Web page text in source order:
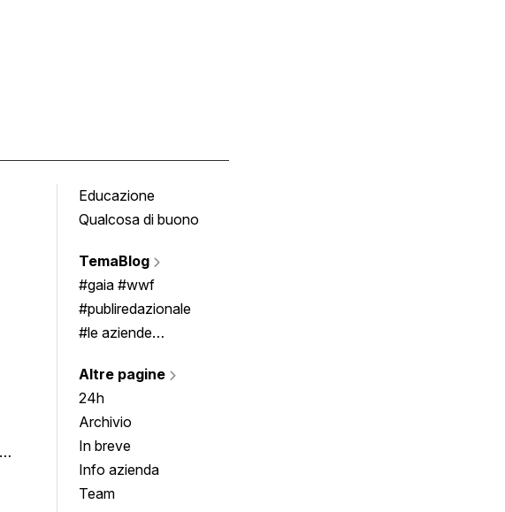
Educazione
Qualcosa di buono
TemaBlog
#gaia #wwf
#publiredazionale
#le aziende
Altre pagine
24h
Archivio
In breve
Info azienda
Team